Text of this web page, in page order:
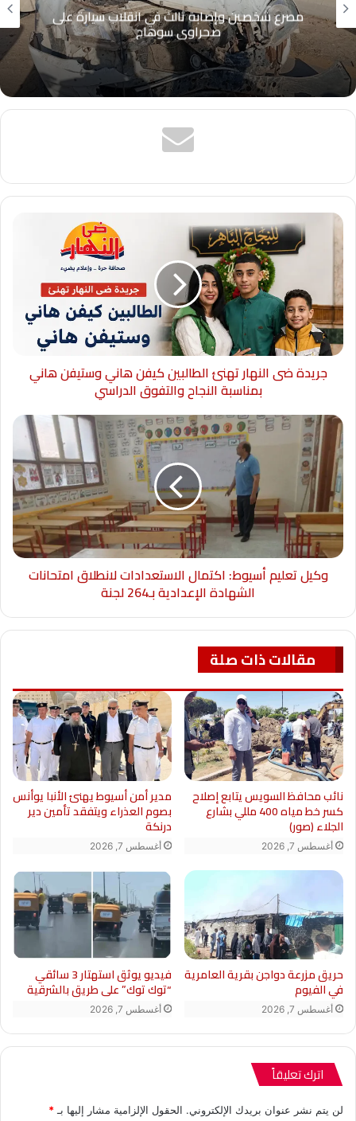
مصرع شخصين وإصابة ثالث في انقلاب سيارة على
صحراوي سوهاج
جريدة ضى النهار تهنئ الطالبين كيفن هاني وستيفن هاني
بمناسبة النجاح والتفوق الدراسي
وكيل تعليم أسيوط: اكتمال الاستعدادات لانطلاق امتحانات
الشهادة الإعدادية بـ264 لجنة
مقالات ذات صلة
نائب محافظ السويس يتابع إصلاح
كسر خط مياه 400 مللي بشارع
الجلاء (صور)
أغسطس 7, 2026
مدير أمن أسيوط يهنئ الأنبا يوأنس
بصوم العذراء ويتفقد تأمين دير
درنكة
أغسطس 7, 2026
حريق مزرعة دواجن بقرية العامرية
في الفيوم
أغسطس 7, 2026
فيديو يوثق استهتار 3 سائقي
“توك توك” على طريق بالشرقية
أغسطس 7, 2026
اترك تعليقاً
لن يتم نشر عنوان بريدك الإلكتروني. الحقول الإلزامية مشار إليها بـ*